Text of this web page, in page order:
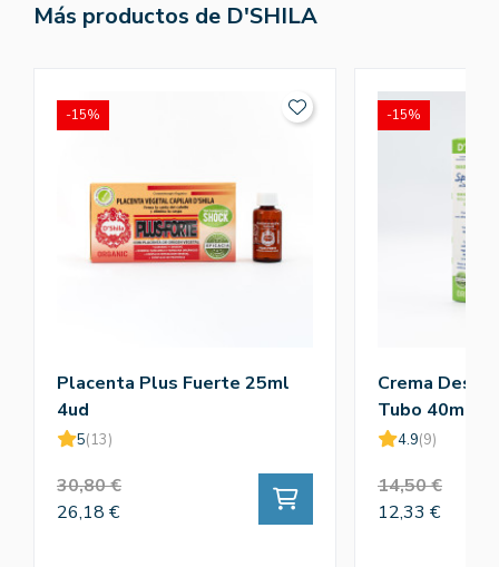
Más productos de D'SHILA
Placenta Plus Fuerte 25ml
4ud
5(13)
30,80 €
26,18 €
-15%
Crema
Tubo 40ml
4.9(9)
14,50 €
12,33 €
-15%